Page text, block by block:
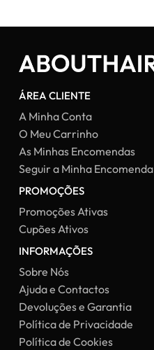
ÁREA CLIENTE
A Minha Conta
O Meu Carrinho
As Minhas Encomendas
Seguir a Minha Encomenda
PROMOÇÕES
Promoções Ativas
Cupões Ativos
INFORMAÇÕES
Sobre Nós
Ajuda e Contactos
Devoluções e Garantia
Política de Privacidade
Política de Cookies